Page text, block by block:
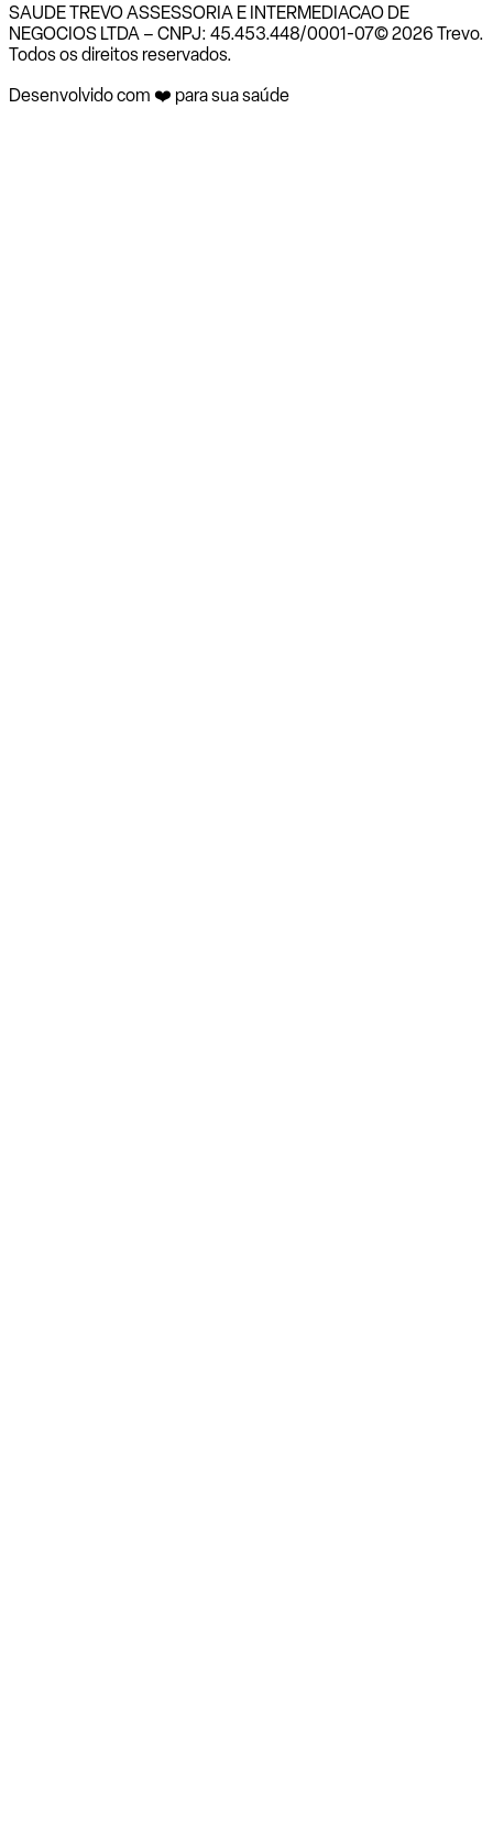
SAUDE TREVO ASSESSORIA E INTERMEDIACAO DE
NEGOCIOS LTDA – CNPJ: 45.453.448/0001-07© 2026 Trevo.
Todos os direitos reservados.
Desenvolvido com ❤️ para sua saúde